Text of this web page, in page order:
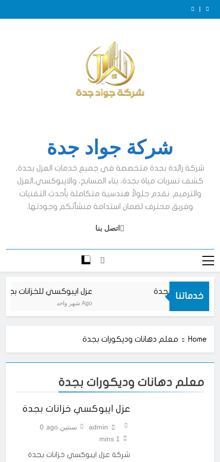
Skip
to
الفرق بين عزل الخزانات الأرضية والعلوية بجدة
عزل ايبوكسي للخزانات بجدة
الفرق بين عزل الخزانات الأرضية والعلوية بجدة
ضرورة عزل الخزانات بجدة
شركة جواد جدة
شركة رائدة بجدة متخصصة في جميع خدمات العزل بجدة,
كشف تسربات مياة بجدة، بناء المسابح، والايبوكسي,العزل
والترميم. نقدم حلولاً هندسية متكاملة بأحدث التقنيات
وفريق محترف لضمان استدامة منشآتكم وجودتها.
اتصل بنا
خدماتنا عزل ايبوكسي للخزانات بجدة
شهر واحد Ago
ايبوكسي بجدة
Home معلم دهانات وديكورات بجدة
معلم دهانات وديكورات بجدة
عزل ايبوكسي خزانات بجدة
admin سنتين ago
0
1 mins
شركة عزل ايبوكسي خزانات بجدة